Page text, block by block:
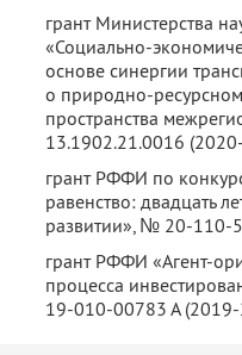
грант Министерства
«Социально-
основе синергии
о природно-
пространства
13.1902.21.0016
грант РФФИ по
равенство: двадцать
развитии», № 20-110-
грант РФФИ «Агент-
процесса
19-010-00783 А (2019-